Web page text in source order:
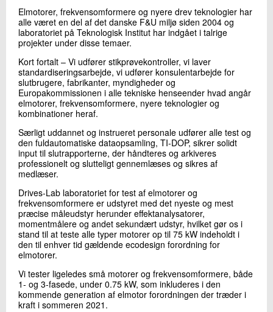
Send
Elmotorer, frekvensomformere og nyere drev teknologier har
alle været en del af det danske F&U miljø siden 2004 og
laboratoriet på Teknologisk Institut har indgået i talrige
projekter under disse temaer.
Kort fortalt – Vi udfører stikprøvekontroller, vi laver
standardiseringsarbejde, vi udfører konsulentarbejde for
slutbrugere, fabrikanter, myndigheder og
Europakommissionen i alle tekniske henseender hvad angår
elmotorer, frekvensomformere, nyere teknologier og
kombinationer heraf.
Særligt uddannet og instrueret personale udfører alle test og
den fuldautomatiske dataopsamling, TI-DOP, sikrer solidt
input til slutrapporterne, der håndteres og arkiveres
professionelt og slutteligt gennemlæses og sikres af
medlæser.
Drives-Lab laboratoriet for test af elmotorer og
frekvensomformere er udstyret med det nyeste og mest
præcise måleudstyr herunder effektanalysatorer,
momentmålere og andet sekundært udstyr, hvilket gør os i
stand til at teste alle typer motorer op til 75 kW indeholdt i
den til enhver tid gældende ecodesign forordning for
elmotorer.
Vi tester ligeledes små motorer og frekvensomformere, både
1- og 3-fasede, under 0.75 kW, som inkluderes i den
kommende generation af elmotor forordningen der træder i
kraft i sommeren 2021.